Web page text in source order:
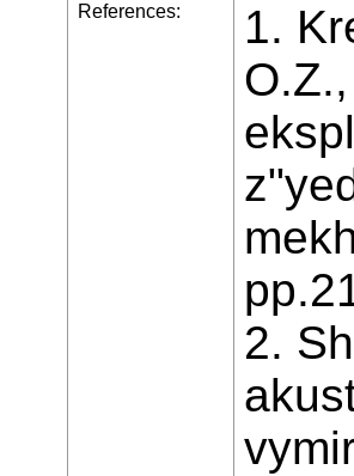
References:
1.
2.